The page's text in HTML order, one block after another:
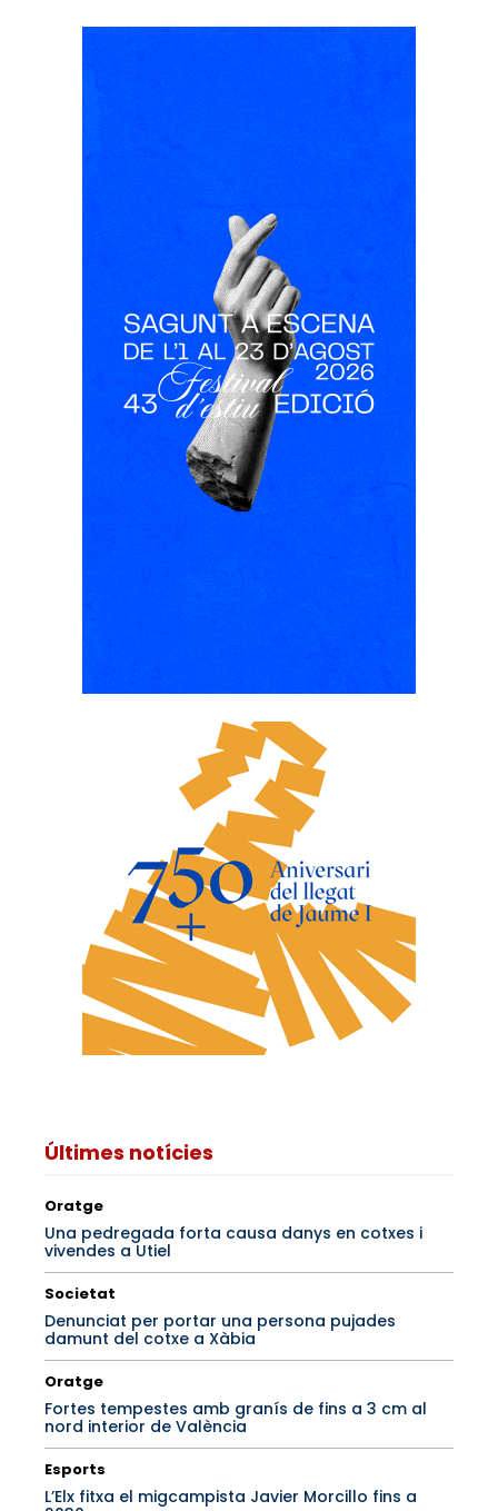
Últimes notícies
Oratge
Una pedregada forta causa danys en cotxes i
vivendes a Utiel
Societat
Denunciat per portar una persona pujades
damunt del cotxe a Xàbia
Oratge
Fortes tempestes amb granís de fins a 3 cm al
nord interior de València
Esports
L’Elx fitxa el migcampista Javier Morcillo fins a